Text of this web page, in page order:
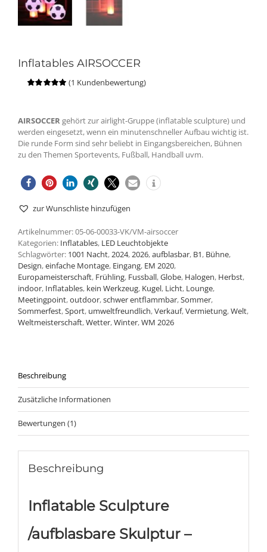
Inflatables AIRSOCCER
auf
Kundenbewertung
(1 Kundenbewertung)
AIRSOCCERgehört zur airlight-Gruppe (inflatable sculpture) und
werden eingesetzt, wenn ein minutenschneller Aufbau wichtig ist.
Die runde Form sind sehr beliebt in Eingangsbereichen, Bühnen
zu den Themen Sportevents, Fußball, Handball uvm.
zur Wunschliste hinzufügen
Artikelnummer:05-06-00033-VK/VM-airsoccer
Kategorien: Inflatables, LED Leuchtobjekte
Schlagwörter: 1001 Nacht,2024,2026,aufblasbar, B1, Bühne,
Design,einfache Montage, Eingang, EM 2020,
Europameisterschaft, Frühling, Fussball,Globe, Halogen, Herbst,
indoor, Inflatables, kein Werkzeug, Kugel, Licht, Lounge,
Meetingpoint,outdoor,schwer entflammbar,Sommer,
Sommerfest,Sport, umweltfreundlich,Verkauf,Vermietung,Welt,
Weltmeisterschaft,Wetter,Winter,WM 2026
Beschreibung
Zusätzliche Informationen
Bewertungen (1)
Beschreibung
Inflatable Sculpture
/aufblasbare Skulptur –